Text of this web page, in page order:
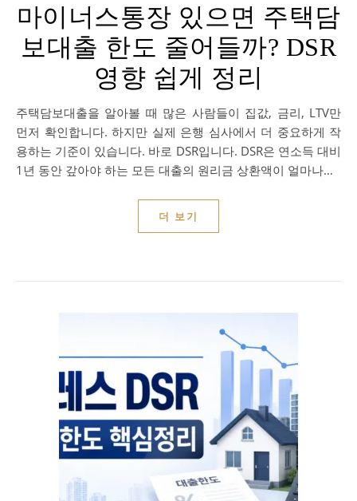
마이너스통장 있으면 주택담
보대출 한도 줄어들까? DSR
영향 쉽게 정리
주택담보대출을 알아볼 때 많은 사람들이 집값, 금리, LTV만
먼저 확인합니다. 하지만 실제 은행 심사에서 더 중요하게 작
용하는 기준이 있습니다. 바로 DSR입니다. DSR은 연소득 대비
1년 동안 갚아야 하는 모든 대출의 원리금 상환액이 얼마나…
더 보기